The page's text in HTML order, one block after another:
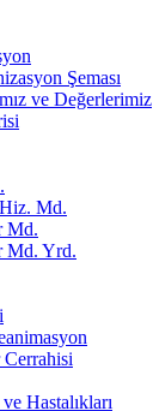
Şeması
ve Değerlerimiz
Hiz. Md.
Md.
Md. Yrd.
Hastalıkları